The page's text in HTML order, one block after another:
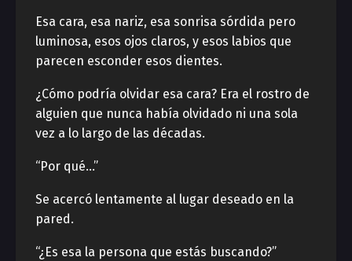
Esa cara, esa nariz, esa sonrisa sórdida pero
luminosa, esos ojos claros, y esos labios que
parecen esconder esos dientes.
¿Cómo podría olvidar esa cara? Era el rostro de
alguien que nunca había olvidado ni una sola
vez a lo largo de las décadas.
“Por qué…”
Se acercó lentamente al lugar deseado en la
pared.
“¿Es esa la persona que estás buscando?”